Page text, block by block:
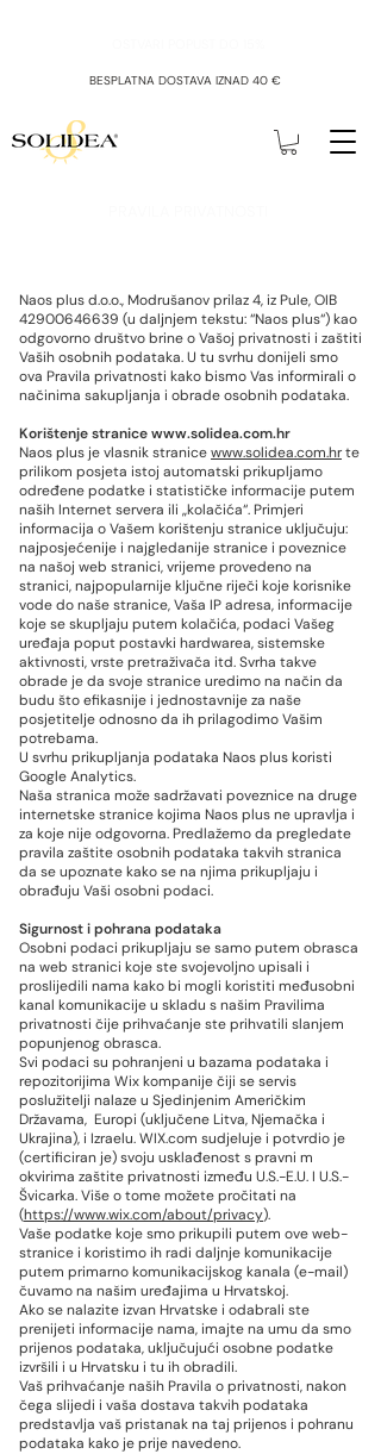
BESPLATNA DOSTAVA IZNAD 40 €
Naos plus d.o.o., Modrušanov prilaz 4, iz Pule, OIB
42900646639 (u daljnjem tekstu: “Naos plus“) kao
odgovorno društvo brine o Vašoj privatnosti i zaštiti
Vaših osobnih podataka. U tu svrhu donijeli smo
ova Pravila privatnosti kako bismo Vas informirali o
načinima sakupljanja i obrade osobnih podataka.
Korištenje stranicewww.solidea.com.hr
Naos plus je vlasnik stranicewww.solidea.com.hrte
prilikom posjeta istoj automatski prikupljamo
određene podatke i statističke informacije putem
naših Internet servera ili „kolačića“. Primjeri
informacija o Vašem korištenju stranice uključuju:
najposjećenije i najgledanije stranice i poveznice
na našoj web stranici, vrijeme provedeno na
stranici, najpopularnije ključne riječi koje korisnike
vode do naše stranice, Vaša IP adresa, informacije
koje se skupljaju putem kolačića, podaci Vašeg
uređaja poput postavki hardwarea, sistemske
aktivnosti, vrste pretraživača itd. Svrha takve
obrade je da svoje stranice uredimo na način da
budu što efikasnije i jednostavnije za naše
posjetitelje odnosno da ih prilagodimo Vašim
potrebama.
U svrhu prikupljanja podataka Naos plus koristi
Google Analytics.
Naša stranica može sadržavati poveznice na druge
internetske stranice kojima Naos plus ne upravlja i
za koje nije odgovorna. Predlažemo da pregledate
pravila zaštite osobnih podataka takvih stranica
da se upoznate kako se na njima prikupljaju i
obrađuju Vaši osobni podaci.
Sigurnost i pohrana podataka
Osobni podaci prikupljaju se samo putem obrasca
na web stranici koje ste svojevoljno upisali i
proslijedili nama kako bi mogli koristiti međusobni
kanal komunikacije u skladu s našim Pravilima
privatnosti čije prihvaćanje ste prihvatili slanjem
popunjenog obrasca.
Svi podaci su pohranjeni u bazama podataka i
repozitorijima Wix kompanije čiji se servis
poslužitelji nalaze u Sjedinjenim Američkim
Državama, Europi (uključene Litva, Njemačka i
Ukrajina), i Izraelu. WIX.com sudjeluje i potvrdio je
(certificiran je) svoju usklađenost s pravni m
okvirima zaštite privatnosti između U.S.-E.U. I U.S.-
Švicarka. Više o tome možete pročitati na
(https://www.wix.com/about/privacy).
Vaše podatke koje smo prikupili putem ove web-
stranice i koristimo ih radi daljnje komunikacije
putem primarno komunikacijskog kanala (e-mail)
čuvamo na našim uređajima u Hrvatskoj.
Ako se nalazite izvan Hrvatske i odabrali ste
prenijeti informacije nama, imajte na umu da smo
prijenos podataka, uključujući osobne podatke
izvršili i u Hrvatsku i tu ih obradili.
Vaš prihvaćanje naših Pravila o privatnosti, nakon
čega slijedi i vaša dostava takvih podataka
predstavlja vaš pristanak na taj prijenos i pohranu
podataka kako je prije navedeno.